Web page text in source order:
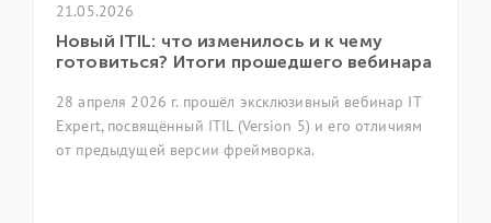
21.05.2026
Новый ITIL: что изменилось и к чему
готовиться? Итоги прошедшего вебинара
28 апреля 2026 г. прошёл эксклюзивный вебинар IT
Expert, посвящённый ITIL (Version 5) и его отличиям
от предыдущей версии фреймворка.